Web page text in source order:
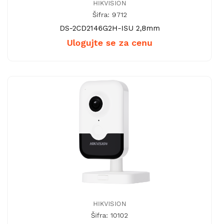
HIKVISION
Šifra: 9712
DS-2CD2146G2H-ISU 2,8mm
Ulogujte se za cenu
HIKVISION
Šifra: 10102